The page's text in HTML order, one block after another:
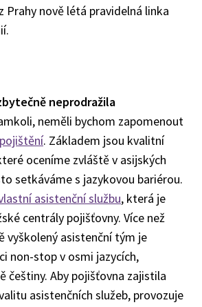
Prahy nově létá pravidelná linka
neprodražila
neměli bychom zapomenout
. Základem jsou kvalitní
oceníme zvláště v asijských
setkáváme s jazykovou bariérou.
asistenční službu, která je
centrály pojišťovny. Více než
vyškolený asistenční tým je
non-stop v osmi jazycích,
češtiny. Aby pojišťovna zajistila
asistenčních služeb, provozuje